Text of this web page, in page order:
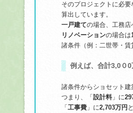
そのプロジェクトに必
算出しています。
一戸建ての場合、工務
リノベーションの場合は
諸条件（例：二世帯・
例えば、 合計3,0０0
諸条件からショセット
つまり、「設計料」に
「工事費 」に2,703万円